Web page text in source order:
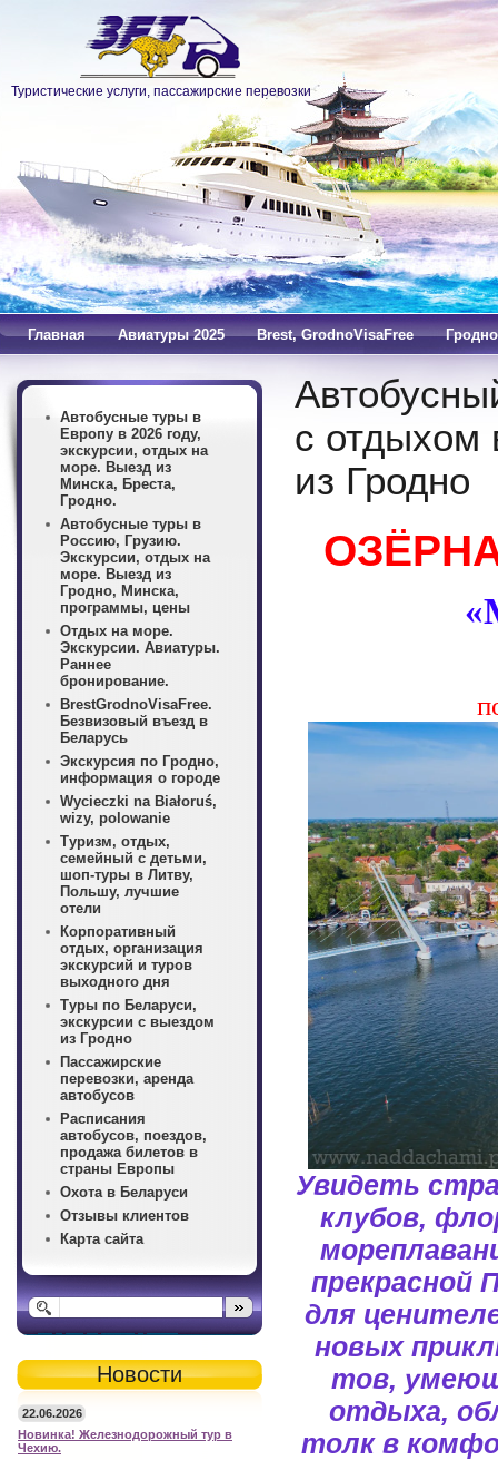
Туристические услуги, пассажирские перевозки
Главная Авиатуры 2025 Brest, GrodnoVisaFree Гродно
Автобусные туры в
Европу в 2026 году,
экскурсии, отдых на
море. Выезд из
Минска, Бреста,
Гродно.
Автобусные туры в
Россию, Грузию.
Экскурсии, отдых на
море. Выезд из
Гродно, Минска,
программы, цены
Отдых на море.
Экскурсии. Авиатуры.
Раннее
бронирование.
BrestGrodnoVisaFree.
Безвизовый въезд в
Беларусь
Экскурсия по Гродно,
информация о городе
Wycieczki na Białoruś,
wizy, polowanie
Туризм, отдых,
семейный с детьми,
шоп-туры в Литву,
Польшу, лучшие
отели
Корпоративный
отдых, организация
экскурсий и туров
выходного дня
Туры по Беларуси,
экскурсии с выездом
из Гродно
Пассажирские
перевозки, аренда
автобусов
Расписания
автобусов, поездов,
продажа билетов в
страны Европы
Охота в Беларуси
Отзывы клиентов
Карта сайта
Новости
22.06.2026
Новинка! Железнодорожный тур в
Чехию.
с отдыхом
из Гродно
Увидеть
клубов,
прекрасной
для
новых
тов,
отдыха,
толк в